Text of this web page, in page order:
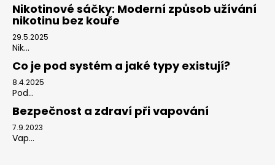
Nikotinové sáčky: Moderní způsob užívání
nikotinu bez kouře
29.5.2025
Nik...
Co je pod systém a jaké typy existují?
8.4.2025
Pod...
Bezpečnost a zdraví při vapování
7.9.2023
Vap...